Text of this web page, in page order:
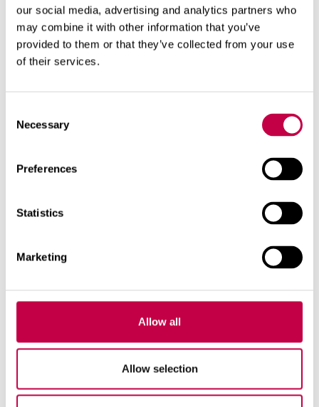
our social media, advertising and analytics partners who
may combine it with other information that you’ve
provided to them or that they’ve collected from your use
of their services.
Selection
Necessary
Preferences
Statistics
Marketing
Allow all
Allow selection
SÄIL­MAA AU­RIN­GON VOI­MAL­
LA
Ke­sä­mö­kin, kel­la­rin tai va­ras­ton si­
säil­ma saat­taa toi­si­naan tun­tua